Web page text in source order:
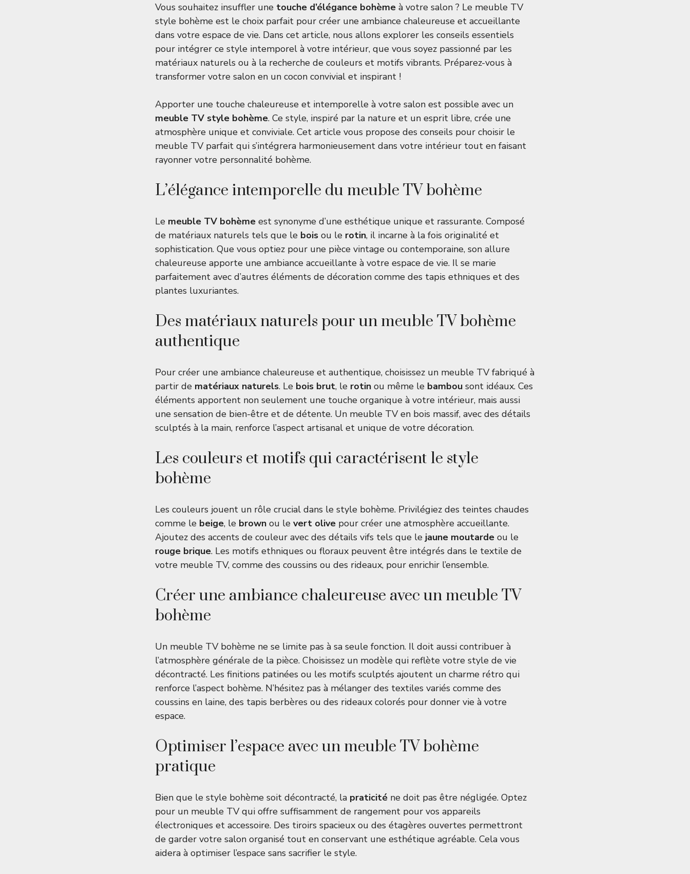
Vous souhaitez insuffler une touche d’élégance bohème à votre salon ? Le meuble TV
style bohème est le choix parfait pour créer une ambiance chaleureuse et accueillante
dans votre espace de vie. Dans cet article, nous allons explorer les conseils essentiels
pour intégrer ce style intemporel à votre intérieur, que vous soyez passionné par les
matériaux naturels ou à la recherche de couleurs et motifs vibrants. Préparez-vous à
transformer votre salon en un cocon convivial et inspirant !
Apporter une touche chaleureuse et intemporelle à votre salon est possible avec un
meuble TV style bohème. Ce style, inspiré par la nature et un esprit libre, crée une
atmosphère unique et conviviale. Cet article vous propose des conseils pour choisir le
meuble TV parfait qui s’intégrera harmonieusement dans votre intérieur tout en faisant
rayonner votre personnalité bohème.
L’élégance intemporelle du meuble TV bohème
Le meuble TV bohème est synonyme d’une esthétique unique et rassurante. Composé
de matériaux naturels tels que le bois ou le rotin, il incarne à la fois originalité et
sophistication. Que vous optiez pour une pièce vintage ou contemporaine, son allure
chaleureuse apporte une ambiance accueillante à votre espace de vie. Il se marie
parfaitement avec d’autres éléments de décoration comme des tapis ethniques et des
plantes luxuriantes.
Des matériaux naturels pour un meuble TV bohème
authentique
Pour créer une ambiance chaleureuse et authentique, choisissez un meuble TV fabriqué à
partir de matériaux naturels. Le bois brut, le rotin ou même le bambou sont idéaux. Ces
éléments apportent non seulement une touche organique à votre intérieur, mais aussi
une sensation de bien-être et de détente. Un meuble TV en bois massif, avec des détails
sculptés à la main, renforce l’aspect artisanal et unique de votre décoration.
Les couleurs et motifs qui caractérisent le style
bohème
Les couleurs jouent un rôle crucial dans le style bohème. Privilégiez des teintes chaudes
comme le beige, le brown ou le vert olive pour créer une atmosphère accueillante.
Ajoutez des accents de couleur avec des détails vifs tels que le jaune moutarde ou le
rouge brique. Les motifs ethniques ou floraux peuvent être intégrés dans le textile de
votre meuble TV, comme des coussins ou des rideaux, pour enrichir l’ensemble.
Créer une ambiance chaleureuse avec un meuble TV
bohème
Un meuble TV bohème ne se limite pas à sa seule fonction. Il doit aussi contribuer à
l’atmosphère générale de la pièce. Choisissez un modèle qui reflète votre style de vie
décontracté. Les finitions patinées ou les motifs sculptés ajoutent un charme rétro qui
renforce l’aspect bohème. N’hésitez pas à mélanger des textiles variés comme des
coussins en laine, des tapis berbères ou des rideaux colorés pour donner vie à votre
espace.
Optimiser l’espace avec un meuble TV bohème
pratique
Bien que le style bohème soit décontracté, la praticité ne doit pas être négligée. Optez
pour un meuble TV qui offre suffisamment de rangement pour vos appareils
électroniques et accessoire. Des tiroirs spacieux ou des étagères ouvertes permettront
de garder votre salon organisé tout en conservant une esthétique agréable. Cela vous
aidera à optimiser l’espace sans sacrifier le style.